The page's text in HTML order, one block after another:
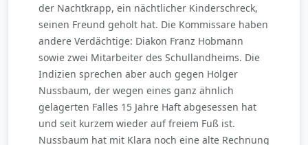
der Nachtkrapp, ein nächtlicher Kinderschreck,
seinen Freund geholt hat. Die Kommissare haben
andere Verdächtige: Diakon Franz Hobmann
sowie zwei Mitarbeiter des Schullandheims. Die
Indizien sprechen aber auch gegen Holger
Nussbaum, der wegen eines ganz ähnlich
gelagerten Falles 15 Jahre Haft abgesessen hat
und seit kurzem wieder auf freiem Fuß ist.
Nussbaum hat mit Klara noch eine alte Rechnung